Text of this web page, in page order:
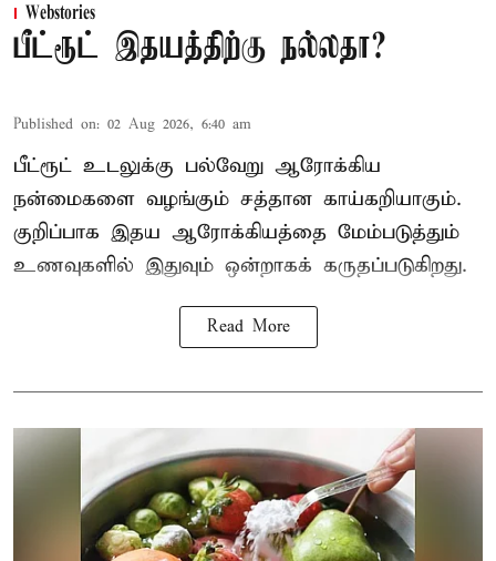
Webstories
பீட்ரூட் இதயத்திற்கு நல்லதா?
Published on: 02 Aug 2026, 6:40 am
பீட்ரூட் உடலுக்கு பல்வேறு ஆரோக்கிய
நன்மைகளை வழங்கும் சத்தான காய்கறியாகும்.
குறிப்பாக இதய ஆரோக்கியத்தை மேம்படுத்தும்
உணவுகளில் இதுவும் ஒன்றாகக் கருதப்படுகிறது.
Read More